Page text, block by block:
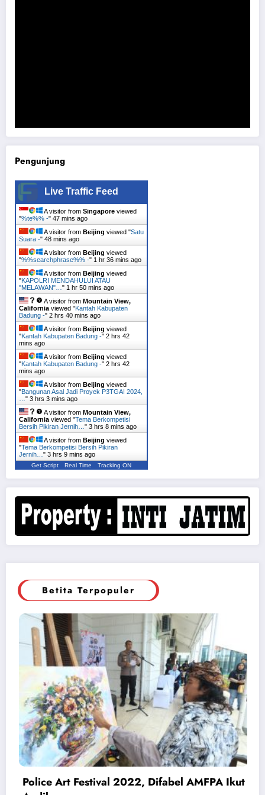
Pengunjung
Live Traffic Feed
A visitor from Singapore viewed
"%te%% -" 47 mins ago
A visitor from Beijing viewed "Satu
Suara -" 48 mins ago
A visitor from Beijing viewed
"%%searchphrase%% -" 1 hr 36 mins ago
A visitor from Beijing viewed
"KAPOLRI MENDAHULUI ATAU
"MELAWAN"… " 1 hr 50 mins ago
A visitor from Mountain View,
California viewed "Kantah Kabupaten
Badung -" 2 hrs 40 mins ago
A visitor from Beijing viewed
"Kantah Kabupaten Badung -" 2 hrs 42
mins ago
A visitor from Beijing viewed
"Kantah Kabupaten Badung -" 2 hrs 42
mins ago
A visitor from Beijing viewed
"Bangunan Asal Jadi Proyek P3TGAI 2024,
" 3 hrs 3 mins ago
A visitor from Mountain View,
California viewed "Tema Berkompetisi
Bersih Pikiran Jernih… " 3 hrs 8 mins ago
A visitor from Beijing viewed
"Tema Berkompetisi Bersih Pikiran
Jernih… " 3 hrs 9 mins ago
Get Script Real Time Tracking ON
Betita Terpopuler
Police Art Festival 2022, Difabel AMFPA Ikut